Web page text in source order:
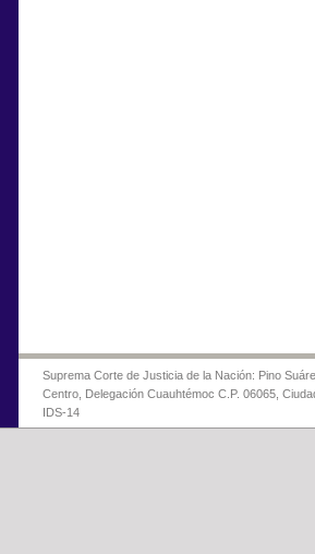
Suprema Corte de Justicia de la Nación: Pino
Centro, Delegación Cuauhtémoc C.P. 06065,
IDS-14